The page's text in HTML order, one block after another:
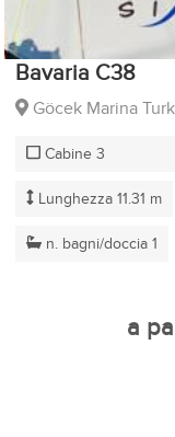
Bavaria C38
Göcek Marina
Cabine 3
Lunghezza 11.31 m
n. bagni/doccia 1
a